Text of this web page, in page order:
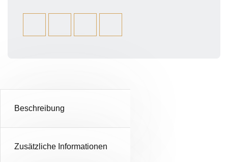
Beschreibung
Zusätzliche Informationen